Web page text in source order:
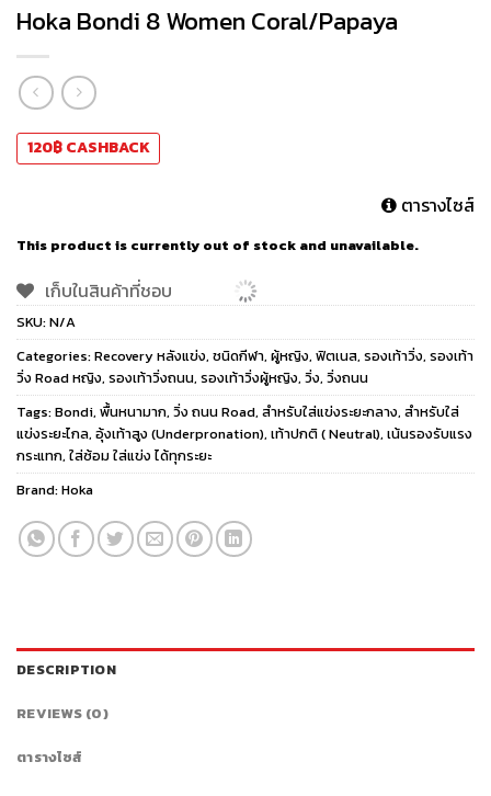
Hoka Bondi 8 Women Coral/Papaya
120฿CASHBACK
ตารางไซส์
This product is currently out of stock and unavailable.
เก็บในสินค้าที่ชอบ
SKU:N/A
Categories:Recovery หลังแข่ง, ชนิดกีฬา, ผู้หญิง, ฟิตเนส, รองเท้าวิ่ง, รองเท้า
วิ่ง Road หญิง, รองเท้าวิ่งถนน, รองเท้าวิ่งผู้หญิง, วิ่ง, วิ่งถนน
Tags:Bondi, พื้นหนามาก, วิ่ง ถนน Road, สำหรับใส่แข่งระยะกลาง, สำหรับใส่
แข่งระยะไกล, อุ้งเท้าสูง (Underpronation), เท้าปกติ ( Neutral), เน้นรองรับแรง
กระแทก, ใส่ซ้อม ใส่แข่ง ได้ทุกระยะ
Brand:Hoka
DESCRIPTION
REVIEWS (0)
ตารางไซส์